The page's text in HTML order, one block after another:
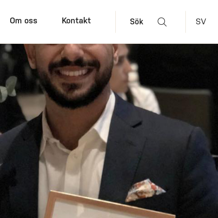
Om oss Kontakt Sök SV